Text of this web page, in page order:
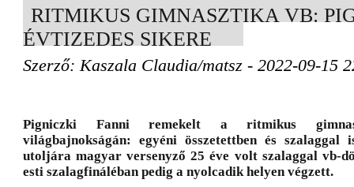
RITMIKUS GIMNASZTIKA VB:
ÉVTIZEDES SIKERE
Szerző: Kaszala Claudia/matsz - 2022-09-15
Pigniczki Fanni remekelt a ritmikus
világbajnokságán: egyéni összetettben és
utoljára magyar versenyző 25 éve volt szalaggal vb-
esti szalagfináléban pedig a nyolcadik helyen végzett.